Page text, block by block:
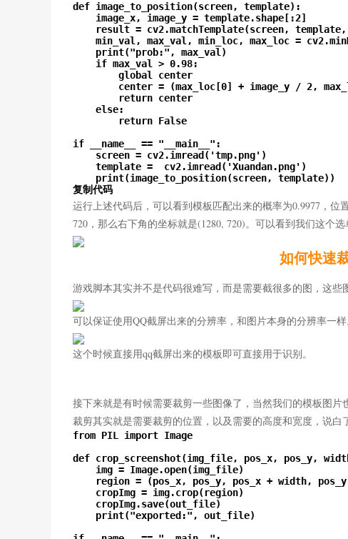
def image_to_position(screen, template):
    image_x, image_y = template.shape[:2]
result = cv2.matchTemplate(screen,
min_val, max_val, min_loc, max_loc =
    print("prob:", max_val)
    if max_val > 0.98:
        global center
center = (max_loc[0] + image_y / 2,
        return center
    else:
        return False
if __name__ == "__main__":
    screen = cv2.imread('tmp.png')
    template =  cv2.imread('Xuandan.png')
    print(image_to_position(screen, template))
复制代码
运行上述代码后，可以看到模板匹配出来的概率为0.9977，
720，那么右下角的坐标就是(1280, 720)。可以看到我们这个
如何快速
游戏脚本其实并不是代码很难写，而是需要截很多的图，这
可以保证使用QQ截屏出来的分辨率，和图片本身的分辨率一样
这个时候直接用qq截屏出来的模板即可直接用于识别。
接下来就是有时候需要裁剪一些图像了，当然我们的模板图片
裁剪其实就是需要裁剪的位置，以及需要的高度和宽度，说白
from PIL import Image
def crop_screenshot(img_file, pos_x, pos_y,
    img = Image.open(img_file)
region = (pos_x, pos_y, pos_x + width,
    cropImg = img.crop(region)
    cropImg.save(out_file)
    print("exported:", out_file)